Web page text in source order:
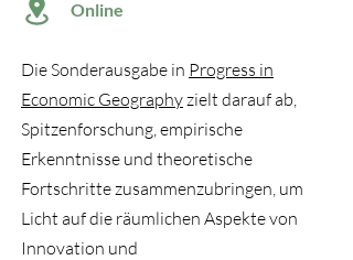
Online
Die Sonderausgabe in Progress in
Economic Geographyzielt darauf ab,
Spitzenforschung, empirische
Erkenntnisse und theoretische
Fortschritte zusammenzubringen, um
Licht auf die räumlichen Aspekte von
Innovation und